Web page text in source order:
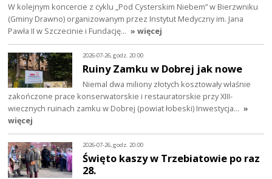
W kolejnym koncercie z cyklu „Pod Cysterskim Niebem” w Bierzwniku
(Gminy Drawno) organizowanym przez Instytut Medyczny im. Jana
Pawła II w Szczecinie i Fundację… » więcej
2026-07-26, godz. 20:00
Ruiny Zamku w Dobrej jak nowe
Niemal dwa miliony złotych kosztowały właśnie
zakończone prace konserwatorskie i restauratorskie przy XIII-
wiecznych ruinach zamku w Dobrej (powiat łobeski) Inwestycja… »
więcej
2026-07-26, godz. 20:00
Święto kaszy w Trzebiatowie po raz
28.